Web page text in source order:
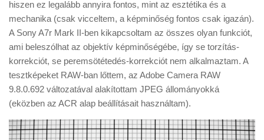
hiszen ez legalább annyira fontos, mint az esztétika és a
mechanika (csak vicceltem, a képminőség fontos csak igazán).
A Sony A7r Mark II-ben kikapcsoltam az összes olyan funkciót,
ami beleszólhat az objektív képminőségébe, így se torzítás-
korrekciót, se peremsötétedés-korrekciót nem alkalmaztam. A
tesztképeket RAW-ban lőttem, az Adobe Camera RAW
9.8.0.692 változatával alakítottam JPEG állományokká
(eközben az ACR alap beállításait használtam).